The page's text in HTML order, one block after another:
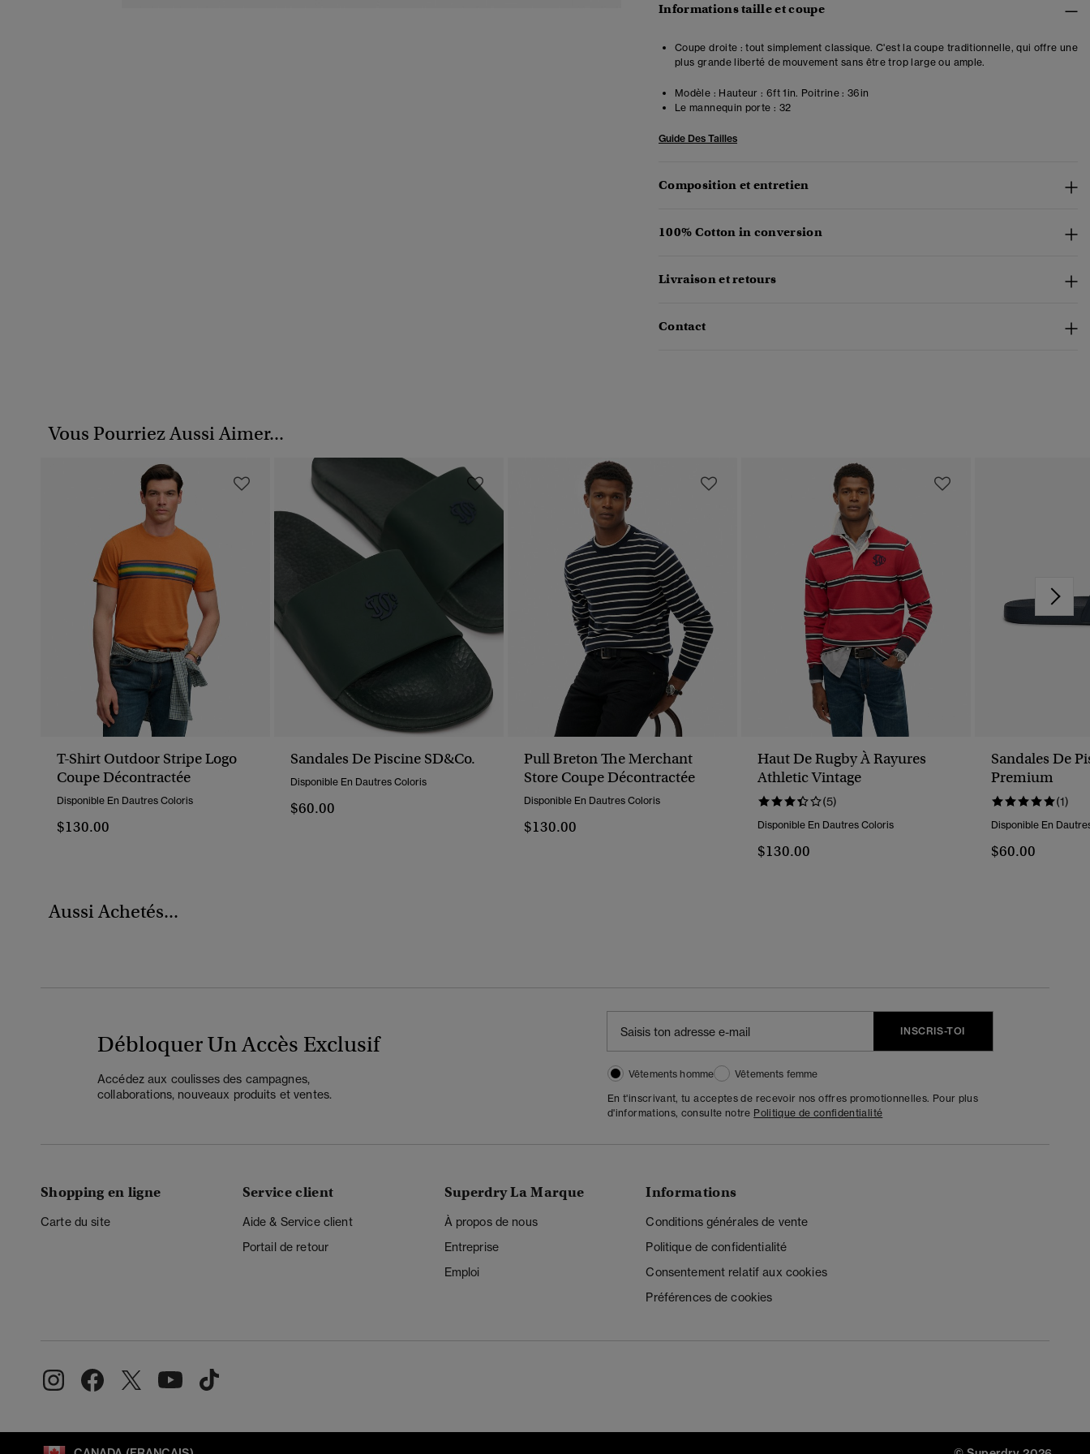
Informations taille et coupe
Coupe droite : tout simplement classique. C'est la coupe traditionnelle, qui offre une
plus grande liberté de mouvement sans être trop large ou ample.
Modèle : Hauteur : 6ft 1in. Poitrine : 36in
Le mannequin porte : 32
Guide Des Tailles
Composition et entretien
100% Cotton in conversion
Livraison et retours
Contact
Vous Pourriez Aussi Aimer...
T-Shirt Outdoor Stripe Logo
Coupe Décontractée
Disponible En Dautres Coloris
$130.00
Sandales De Piscine SD&Co.
Disponible En Dautres Coloris
$60.00
Pull Breton The Merchant
Store Coupe Décontractée
Disponible En Dautres Coloris
$130.00
Haut De Rugby À Rayures
Athletic Vintage
(5)
Disponible En Dautres Coloris
$130.00
Sandales De
Premium
(1)
Disponible En
$60.00
Aussi Achetés...
Débloquer Un Accès Exclusif
Accédez aux coulisses des campagnes,
collaborations, nouveaux produits et ventes.
INSCRIS-TOI
Vêtements homme
Vêtements femme
En t'inscrivant, tu acceptes de recevoir nos offres promotionnelles. Pour plus
d'informations, consulte notre Politique de confidentialité
Shopping en ligne
Carte du site
Service client
Aide & Service client
Portail de retour
Superdry La Marque
À propos de nous
Entreprise
Emploi
Informations
Conditions générales de vente
Politique de confidentialité
Consentement relatif aux cookies
Préférences de cookies